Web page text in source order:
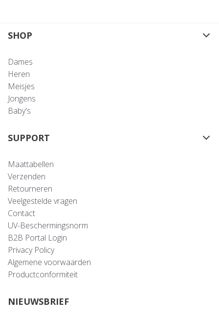
SHOP
Dames
Heren
Meisjes
Jongens
Baby's
SUPPORT
Maattabellen
Verzenden
Retourneren
Veelgestelde vragen
Contact
UV-Beschermingsnorm
B2B Portal Login
Privacy Policy
Algemene voorwaarden
Productconformiteit
NIEUWSBRIEF